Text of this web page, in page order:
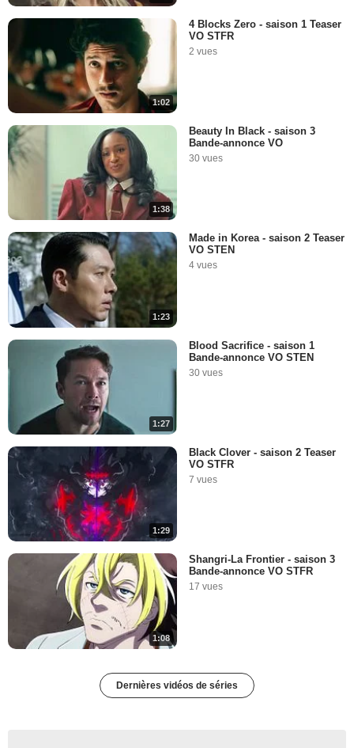
1:02
4 Blocks Zero - saison 1 Teaser
VO STFR
2 vues
1:38
Beauty In Black - saison 3
Bande-annonce VO
30 vues
1:23
Made in Korea - saison 2 Teaser
VO STEN
4 vues
1:27
Blood Sacrifice - saison 1
Bande-annonce VO STEN
30 vues
1:29
Black Clover - saison 2 Teaser
VO STFR
7 vues
1:08
Shangri-La Frontier - saison 3
Bande-annonce VO STFR
17 vues
Dernières vidéos de séries